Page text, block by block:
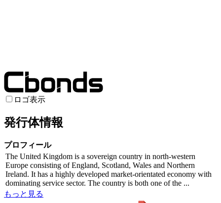
ロゴ表示
発行体情報
プロフィール
The United Kingdom is a sovereign country in north-western
Europe consisting of England, Scotland, Wales and Northern
Ireland. It has a highly developed market-orientated economy with
dominating service sector. The country is both one of the ...
もっと見る